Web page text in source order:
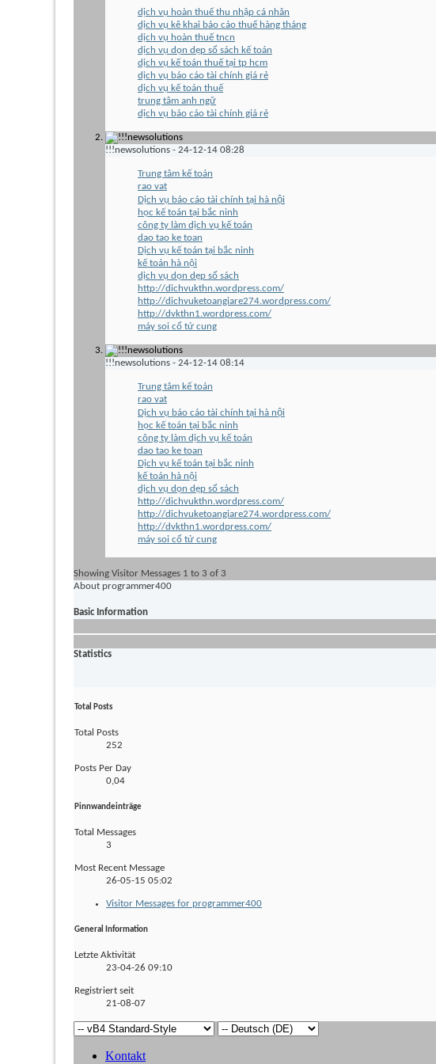
dịch vụ hoàn thuế thu nhập cá nhân
dịch vụ kê khai báo cáo thuế hàng tháng
dịch vụ hoàn thuế tncn
dịch vụ dọn dẹp sổ sách kế toán
dịch vụ kế toán thuế tại tp hcm
dịch vụ báo cáo tài chính giá rẻ
dịch vụ kế toán thuế
trung tâm anh ngữ
dịch vụ báo cáo tài chính giá rẻ
!!!newsolutions - 24-12-14 08:28
Trung tâm kế toán
rao vat
Dịch vụ báo cáo tài chính tại hà nội
học kế toán tại bắc ninh
công ty làm dịch vụ kế toán
dao tao ke toan
Dịch vụ kế toán tại bắc ninh
kế toán hà nội
dịch vụ dọn dẹp sổ sách
http://dichvukthn.wordpress.com/
http://dichvuketoangiare274.wordpress.com/
http://dvkthn1.wordpress.com/
máy soi cổ tử cung
!!!newsolutions - 24-12-14 08:14
Trung tâm kế toán
rao vat
Dịch vụ báo cáo tài chính tại hà nội
học kế toán tại bắc ninh
công ty làm dịch vụ kế toán
dao tao ke toan
Dịch vụ kế toán tại bắc ninh
kế toán hà nội
dịch vụ dọn dẹp sổ sách
http://dichvukthn.wordpress.com/
http://dichvuketoangiare274.wordpress.com/
http://dvkthn1.wordpress.com/
máy soi cổ tử cung
Showing Visitor Messages 1 to 3 of 3
About programmer400
Basic Information
Statistics
Total Posts
Total Posts
252
Posts Per Day
0,04
Pinnwandeinträge
Total Messages
3
Most Recent Message
26-05-15 05:02
Visitor Messages for programmer400
General Information
Letzte Aktivität
23-04-26 09:10
Registriert seit
21-08-07
Kontakt